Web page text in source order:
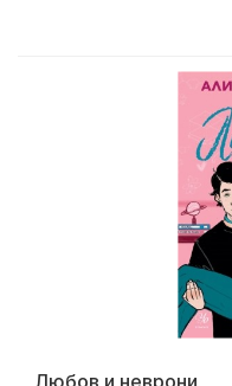
Любов и неврони